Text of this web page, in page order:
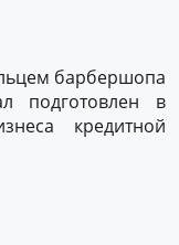
барбершопа
подготовлен в
кредитной